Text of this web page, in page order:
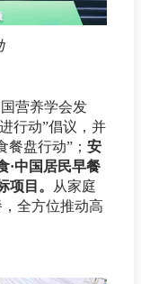
营养学会发
行动”倡议，并
盘行动”； 安
·中国居民早餐
项目。
从家庭
全方位推动高